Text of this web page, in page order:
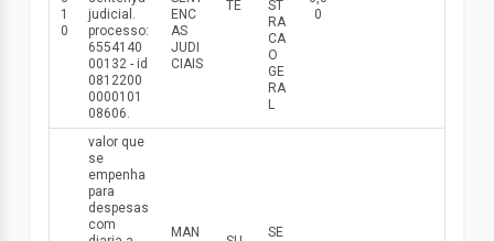
1
0
judicial.
processo:
6554140
00132 - id
0812200
0000101
08606.
ENC
AS
JUDI
CIAIS
TE
ST
RA
CA
O
GE
RA
L
0
valor que
se
empenha
para
despesas
com
MAN
SE